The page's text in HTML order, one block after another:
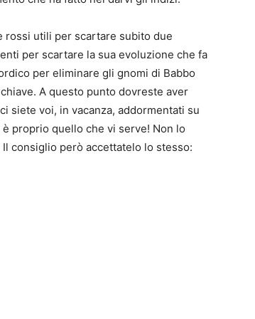
rossi utili per scartare subito due
per scartare la sua evoluzione che fa
per eliminare gli gnomi di Babbo
A questo punto dovreste aver
siete voi, in vacanza, addormentati su
è proprio quello che vi serve! Non lo
consiglio però accettatelo lo stesso: